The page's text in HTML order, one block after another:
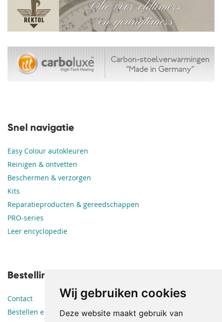
Wij gebruiken cookies
Deze website maakt gebruik van
Snel navigatie
Easy Colour autokleuren
Reinigen & ontvetten
Beschermen & verzorgen
Kits
Reparatieproducten & gereedschappen
PRO-series
Leer encyclopedie
Bestellingen en leveringen
Contact
Bestellen en betalen